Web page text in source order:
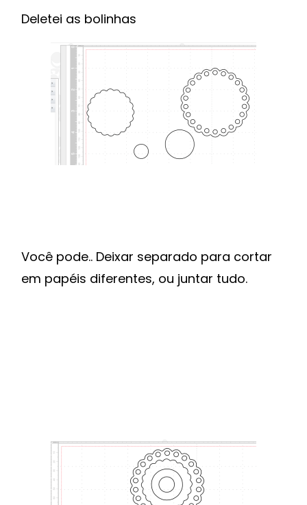
Deletei as bolinhas
Você pode.. Deixar separado para cortar
em papéis diferentes, ou juntar tudo.